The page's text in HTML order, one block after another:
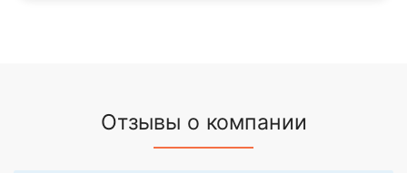
Отзывы о компании